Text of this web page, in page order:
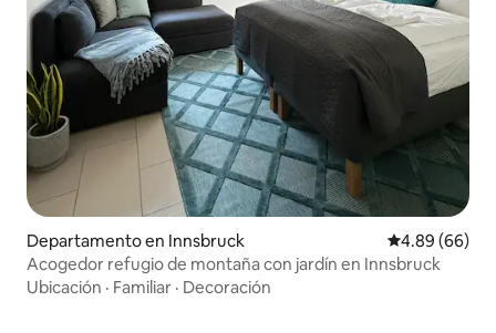
Departamento en Innsbruck Calificación
4.89 (66)
Acogedor refugio de montaña con jardín en Innsbruck
Ubicación · Familiar · Decoración